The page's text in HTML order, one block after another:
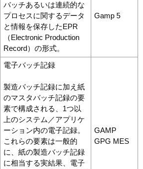
バッチあるいは連続的な
プロセスに関するデータ
と情報を保存したEPR
（Electronic Production
Record）の形式。
Gamp 5
電子バッチ記録
製造バッチ記録に加え紙
のマスタバッチ記録の要
素で構成される、1つ以
上のシステム／アプリケ
ーション内の電子記録。
これらの要素は一般的
に、紙の製造バッチ記録
に相当する実結果、電子
GAMP
GPG MES